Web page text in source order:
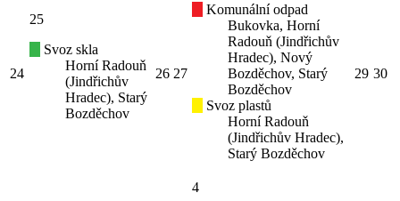
24
25
Svoz skla
Horní Radouň
(Jindřichův
Hradec), Starý
Bozděchov
26 27
Komunální odpad
Bukovka, Horní
Radouň (Jindřichův
Hradec), Nový
Bozděchov, Starý
Bozděchov
Svoz plastů
Horní Radouň
(Jindřichův Hradec),
Starý Bozděchov
29 30
4